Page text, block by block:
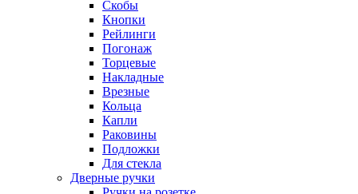
Скобы
Кнопки
Рейлинги
Погонаж
Торцевые
Накладные
Врезные
Кольца
Капли
Раковины
Подложки
Для стекла
Дверные ручки